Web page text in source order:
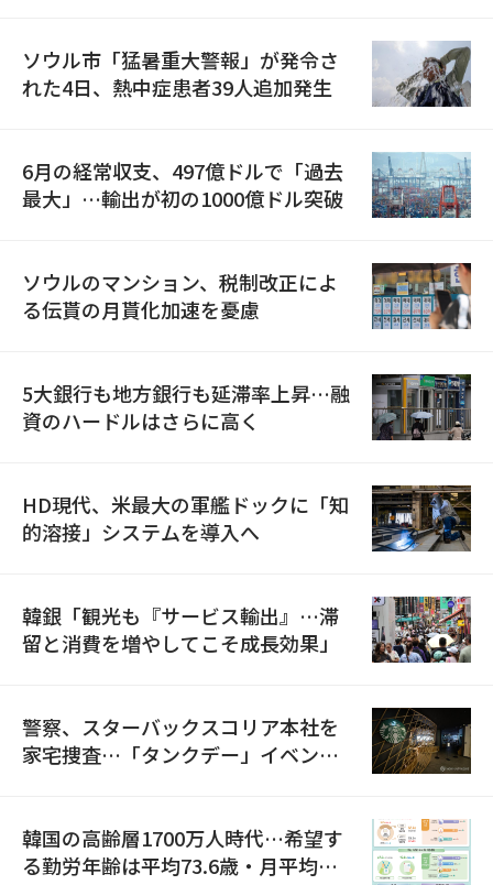
ソウル市「猛暑重大警報」が発令さ
れた4日、熱中症患者39人追加発生
6月の経常収支、497億ドルで「過去
最大」…輸出が初の1000億ドル突破
ソウルのマンション、税制改正によ
る伝貰の月貰化加速を憂慮
5大銀行も地方銀行も延滞率上昇…融
資のハードルはさらに高く
HD現代、米最大の軍艦ドックに「知
的溶接」システムを導入へ
韓銀「観光も『サービス輸出』…滞
留と消費を増やしてこそ成長効果」
警察、スターバックスコリア本社を
家宅捜査…「タンクデー」イベント
韓国の高齢層1700万人時代…希望す
る勤労年齢は平均73.6歳・月平均賃